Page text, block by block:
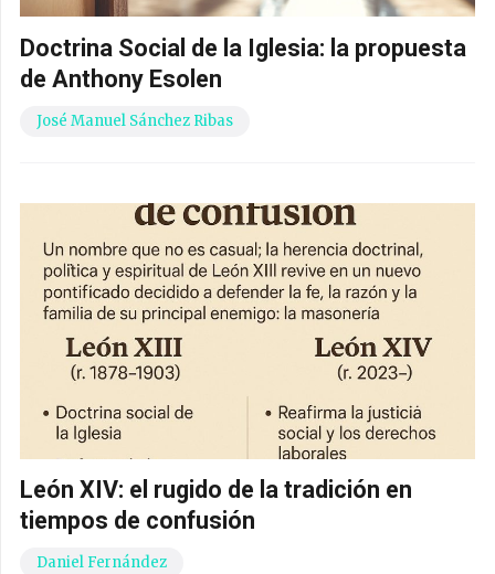
Doctrina Social de la Iglesia: la propuesta
de Anthony Esolen
José Manuel Sánchez Ribas
León XIV: el rugido de la tradición en
tiempos de confusión
Daniel Fernández